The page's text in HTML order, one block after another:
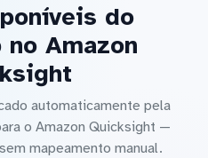
do
Amazon
automaticamente pela
o Amazon Quicksight —
mapeamento manual.